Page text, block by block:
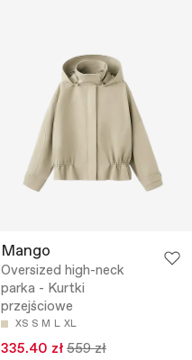
Mango
Oversized high-neck
parka - Kurtki
przejściowe
XS S M L XL
335.40 zł 559 zł